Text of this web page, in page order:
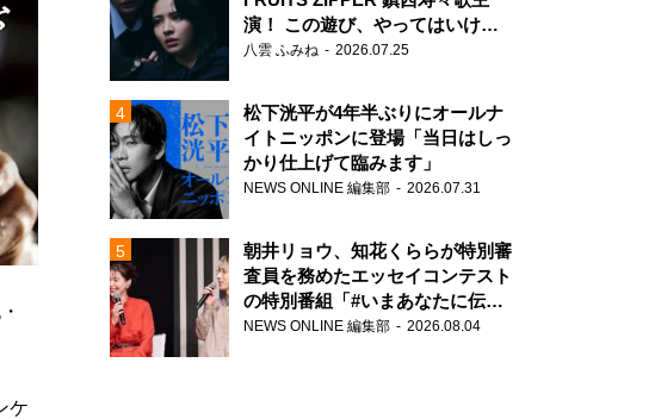
ケ
演！ この遊び、やってはいけま
せん。
八雲 ふみね 2026.07.25
松下洸平が4年半ぶりにオールナ
イトニッポンに登場「当日はしっ
かり仕上げて臨みます」
NEWS ONLINE 編集部 2026.07.31
朝井リョウ、知花くららが特別審
査員を務めたエッセイコンテスト
の特別番組「#いまあなたに伝え
たいこと」
NEWS ONLINE 編集部 2026.08.04